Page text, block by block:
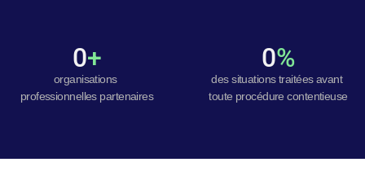
0+
organisations
professionnelles partenaires
0%
des situations traitées avant
toute procédure contentieuse